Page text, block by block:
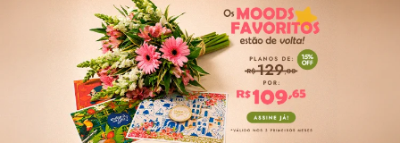
Seja para festejar uma conquista, expressar gratidão ou oferecer conforto,
a Giuliana Flores tem a opção ideal. Selecionamos as mais belas flores para
que cada gesto em Parauapebas seja repleto de significado e afeto.
POR QUE ESCOLHER A GIULIANA
FLORES EM PARAUAPEBAS
Ao escolher a Giuliana Flores para enviar flores em Parauapebas, você